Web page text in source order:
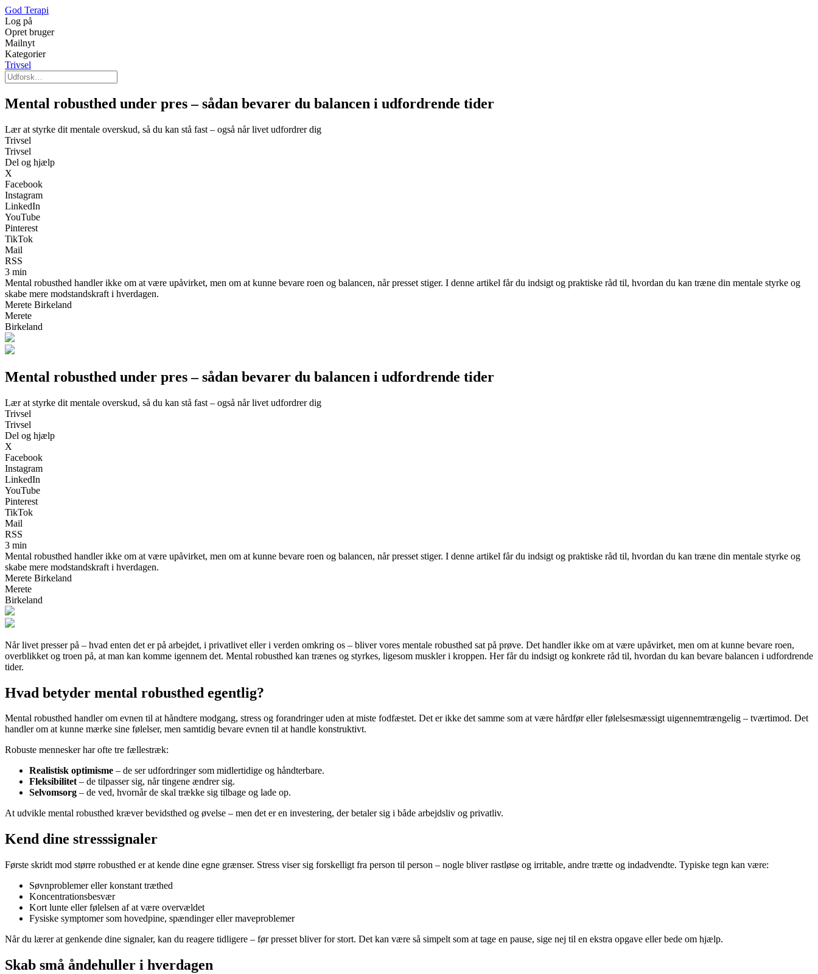
God Terapi
Log på
Opret bruger
Mailnyt
Kategorier
Trivsel
Mental robusthed under pres – sådan bevarer du balancen i udfordrende tider
Lær at styrke dit mentale overskud, så du kan stå fast – også når livet udfordrer dig
Trivsel
Trivsel
Del og hjælp
X
Facebook
Instagram
LinkedIn
YouTube
Pinterest
TikTok
Mail
RSS
3 min
Mental robusthed handler ikke om at være upåvirket, men om at kunne bevare roen og balancen, når presset stiger. I denne artikel får du indsigt og praktiske råd til, hvordan du kan træne din mentale styrke og
skabe mere modstandskraft i hverdagen.
Merete Birkeland
Merete
Birkeland
Mental robusthed under pres – sådan bevarer du balancen i udfordrende tider
Lær at styrke dit mentale overskud, så du kan stå fast – også når livet udfordrer dig
Trivsel
Trivsel
Del og hjælp
X
Facebook
Instagram
LinkedIn
YouTube
Pinterest
TikTok
Mail
RSS
3 min
Mental robusthed handler ikke om at være upåvirket, men om at kunne bevare roen og balancen, når presset stiger. I denne artikel får du indsigt og praktiske råd til, hvordan du kan træne din mentale styrke og
skabe mere modstandskraft i hverdagen.
Merete Birkeland
Merete
Birkeland
Når livet presser på – hvad enten det er på arbejdet, i privatlivet eller i verden omkring os – bliver vores mentale robusthed sat på prøve. Det handler ikke om at være upåvirket, men om at kunne bevare roen,
overblikket og troen på, at man kan komme igennem det. Mental robusthed kan trænes og styrkes, ligesom muskler i kroppen. Her får du indsigt og konkrete råd til, hvordan du kan bevare balancen i udfordrende
tider.
Hvad betyder mental robusthed egentlig?
Mental robusthed handler om evnen til at håndtere modgang, stress og forandringer uden at miste fodfæstet. Det er ikke det samme som at være hårdfør eller følelsesmæssigt uigennemtrængelig – tværtimod. Det
handler om at kunne mærke sine følelser, men samtidig bevare evnen til at handle konstruktivt.
Robuste mennesker har ofte tre fællestræk:
Realistisk optimisme – de ser udfordringer som midlertidige og håndterbare.
Fleksibilitet– de tilpasser sig, når tingene ændrer sig.
Selvomsorg – de ved, hvornår de skal trække sig tilbage og lade op.
At udvikle mental robusthed kræver bevidsthed og øvelse – men det er en investering, der betaler sig i både arbejdsliv og privatliv.
Kend dine stresssignaler
Første skridt mod større robusthed er at kende dine egne grænser. Stress viser sig forskelligt fra person til person – nogle bliver rastløse og irritable, andre trætte og indadvendte. Typiske tegn kan være:
Søvnproblemer eller konstant træthed
Koncentrationsbesvær
Kort lunte eller følelsen af at være overvældet
Fysiske symptomer som hovedpine, spændinger eller maveproblemer
Når du lærer at genkende dine signaler, kan du reagere tidligere – før presset bliver for stort. Det kan være så simpelt som at tage en pause, sige nej til en ekstra opgave eller bede om hjælp.
Skab små åndehuller i hverdagen